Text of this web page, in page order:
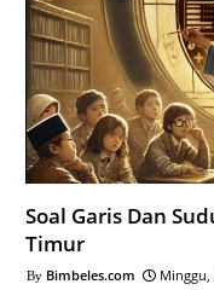
Soal Garis Dan
Timur
Bimbeles.com Minggu,